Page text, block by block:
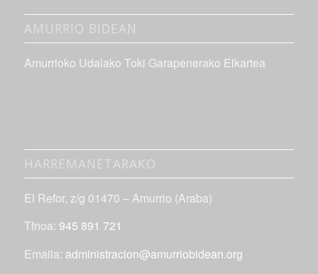
AMURRIO BIDEAN
Amurrioko Udalako Toki Garapenerako Elkartea
HARREMANETARAKO
El Refor, z/g 01470 – Amurrio (Araba)
Tfnoa: 945 891 721
Emaila: administracion@amurriobidean.org